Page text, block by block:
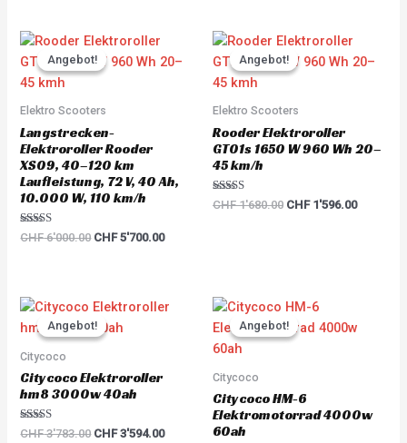
Angebot!
Angebot!
Elektro Scooters
Langstrecken-
Elektroroller Rooder
XS09, 40–120 km
Laufleistung, 72 V, 40 Ah,
10.000 W, 110 km/h
Rated
5.00
CHF6'000.00
Original
price
was:
CHF5'700.00
is:
CHF 5'700.00.
Angebot!
Angebot!
Elektro Scooters
Rooder Elektroroller
GT01s 1650 W 960 Wh 20–
45 km/h
Rated
5.00
CHF1'680.00
Original
price
was:
CHF1'596.00
is:
Angebot!
Angebot!
Citycoco
Citycoco Elektroroller
hm8 3000w 40ah
Rated
CHF3'783.00
Original
price
was:
CHF3'594.00
Current
CHF 3'594.00.
Angebot!
Angebot!
Citycoco
Citycoco HM-6
Elektromotorrad 4000w
60ah
Original
price
was: